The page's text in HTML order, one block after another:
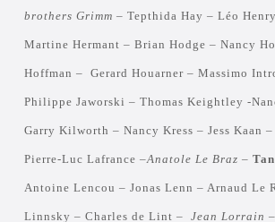
brothers Grimm – Tepthida Hay – Léo
Martine Hermant – Brian Hodge – Nancy
Hoffman – Gerard Houarner – Massimo
Philippe Jaworski – Thomas Keightley -
Garry Kilworth – Nancy Kress – Jess Kaan
Pierre-Luc Lafrance –Anatole Le Braz –
Antoine Lencou – Jonas Lenn – Arnaud Le
Linnsky – Charles de Lint – Jean Lorrain